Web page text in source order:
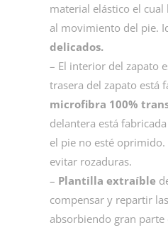
material elástico el
al movimiento del pie.
delicados.
– El interior del zapato
trasera del zapato está
microfibra 100%
delantera está
el pie no esté
evitar rozaduras.
– Plantilla extraíble
compensar y repartir
absorbiendo gran parte